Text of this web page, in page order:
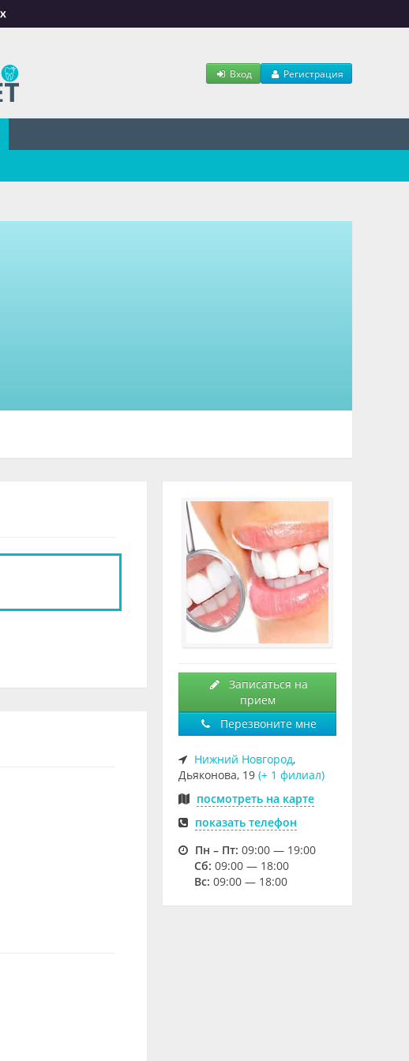
Вход Регистрация
Записаться на
прием
Перезвоните мне
Нижний Новгород,
Дьяконова, 19 (+ 1 филиал)
посмотреть на карте
показать телефон
Пн – Пт: 09:00 — 19:00
Cб: 09:00 — 18:00
Вс: 09:00 — 18:00